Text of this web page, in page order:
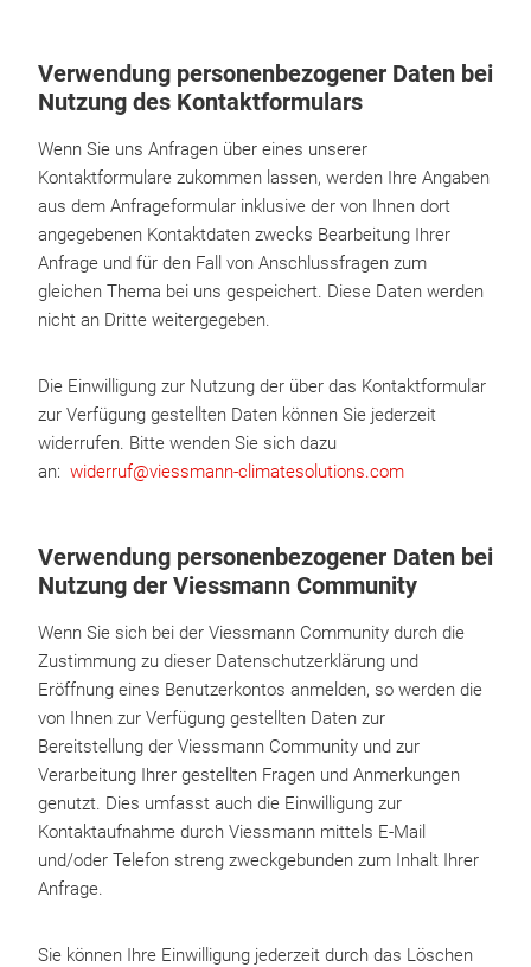
Verwendung personenbezogener Daten bei
Nutzung des Kontaktformulars
Wenn Sie uns Anfragen über eines unserer
Kontaktformulare zukommen lassen, werden Ihre Angaben
aus dem Anfrageformular inklusive der von Ihnen dort
angegebenen Kontaktdaten zwecks Bearbeitung Ihrer
Anfrage und für den Fall von Anschlussfragen zum
gleichen Thema bei uns gespeichert. Diese Daten werden
nicht an Dritte weitergegeben.
Die Einwilligung zur Nutzung der über das Kontaktformular
zur Verfügung gestellten Daten können Sie jederzeit
widerrufen. Bitte wenden Sie sich dazu
an: widerruf@viessmann-climatesolutions.com
Verwendung personenbezogener Daten bei
Nutzung der Viessmann Community
Wenn Sie sich bei der Viessmann Community durch die
Zustimmung zu dieser Datenschutzerklärung und
Eröffnung eines Benutzerkontos anmelden, so werden die
von Ihnen zur Verfügung gestellten Daten zur
Bereitstellung der Viessmann Community und zur
Verarbeitung Ihrer gestellten Fragen und Anmerkungen
genutzt. Dies umfasst auch die Einwilligung zur
Kontaktaufnahme durch Viessmann mittels E-Mail
und/oder Telefon streng zweckgebunden zum Inhalt Ihrer
Anfrage.
Sie können Ihre Einwilligung jederzeit durch das Löschen